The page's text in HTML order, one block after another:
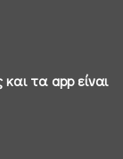
και τα app είναι